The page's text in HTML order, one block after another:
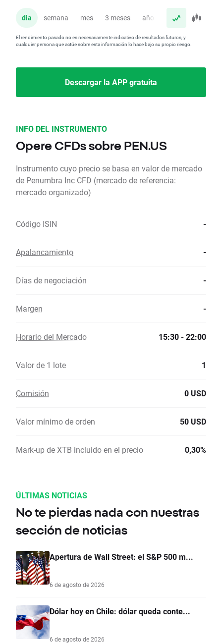
dia semana mes 3 meses año
El rendimiento pasado no es necesariamente indicativo de resultados futuros, y
cualquier persona que actúe sobre esta información lo hace bajo su propio riesgo.
Descargar la APP gratuita
INFO DEL INSTRUMENTO
Opere CFDs sobre PEN.US
Instrumento cuyo precio se basa en valor de mercado
de Penumbra Inc CFD (mercado de referencia:
mercado organizado)
Código ISIN -
Apalancamiento -
Días de negociación -
Margen -
Horario del Mercado 15:30 - 22:00
Valor de 1 lote 1
Comisión 0 USD
Valor mínimo de orden 50 USD
Mark-up de XTB incluido en el precio 0,30%
ÚLTIMAS NOTICIAS
No te pierdas nada con nuestras
sección de noticias
Apertura de Wall Street: el S&P 500 m...
6 de agosto de 2026
Dólar hoy en Chile: dólar queda conte...
6 de agosto de 2026